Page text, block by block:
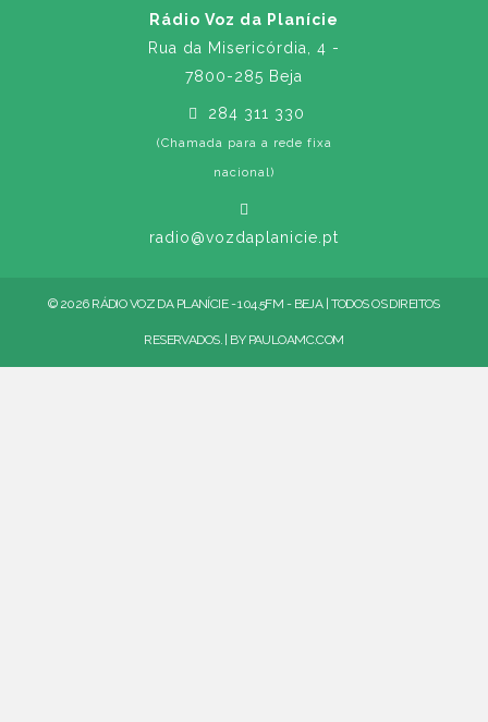
Rádio Voz da Planície
Rua da Misericórdia, 4 -
7800-285 Beja
284 311 330
(Chamada para a rede fixa
nacional)
radio@vozdaplanicie.pt
© 2026 RÁDIO VOZ DA PLANÍCIE - 104.5FM - BEJA | TODOS OS DIREITOS
RESERVADOS. | BY PAULOAMC.COM